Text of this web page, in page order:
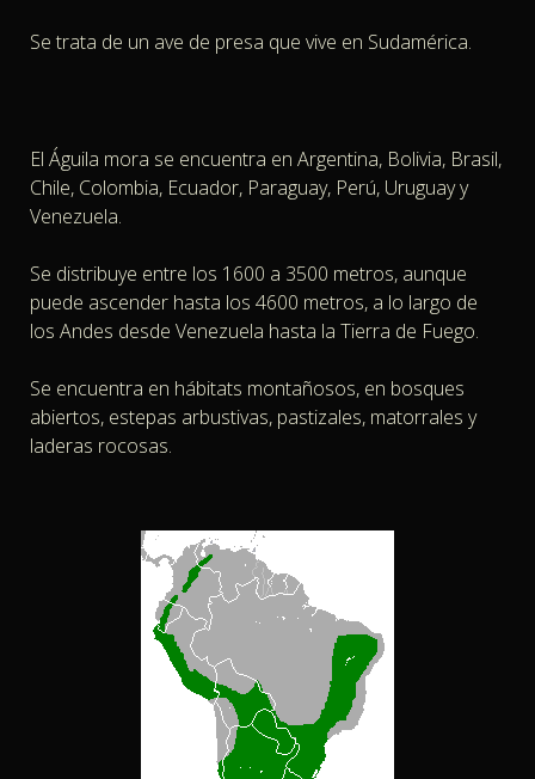
Se trata de un ave de presa que vive en Sudamérica.
El Águila mora se encuentra en Argentina, Bolivia, Brasil,
Chile, Colombia, Ecuador, Paraguay, Perú, Uruguay y
Venezuela.
Se distribuye entre los 1600 a 3500 metros, aunque
puede ascender hasta los 4600 metros, a lo largo de
los Andes desde Venezuela hasta la Tierra de Fuego.
Se encuentra en hábitats montañosos, en bosques
abiertos, estepas arbustivas, pastizales, matorrales y
laderas rocosas.